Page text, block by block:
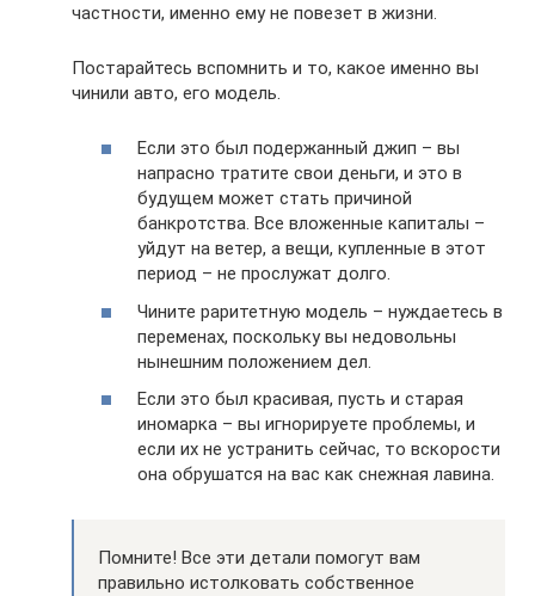
частности, именно ему не повезет в жизни.
Постарайтесь вспомнить и то, какое именно вы
чинили авто, его модель.
Если это был подержанный джип – вы
напрасно тратите свои деньги, и это в
будущем может стать причиной
банкротства. Все вложенные капиталы –
уйдут на ветер, а вещи, купленные в этот
период – не прослужат долго.
Чините раритетную модель – нуждаетесь в
переменах, поскольку вы недовольны
нынешним положением дел.
Если это был красивая, пусть и старая
иномарка – вы игнорируете проблемы, и
если их не устранить сейчас, то вскорости
она обрушатся на вас как снежная лавина.
Помните! Все эти детали помогут вам
правильно истолковать собственное